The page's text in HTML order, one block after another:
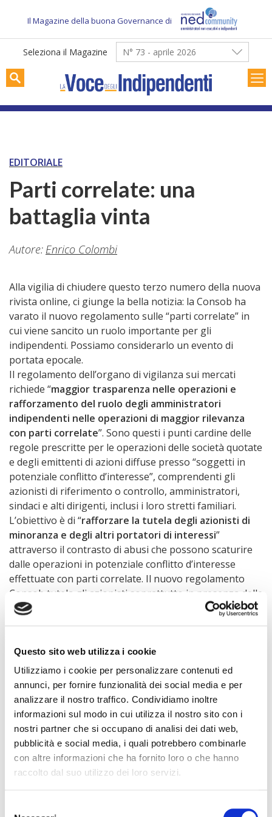
Questo sito web utilizza i cookie
Utilizziamo i cookie per personalizzare contenuti ed
annunci, per fornire funzionalità dei social media e per
analizzare il nostro traffico. Condividiamo inoltre
informazioni sul modo in cui utilizza il nostro sito con i
nostri partner che si occupano di analisi dei dati web,
pubblicità e social media, i quali potrebbero combinarle
con altre informazioni che ha fornito loro o che hanno
raccolto dal suo utilizzo dei loro servizi.
content
Il Magazine della buona Governance di
Seleziona il Magazine N° 73 - aprile 2026
EDITORIALE
Parti correlate: una
battaglia vinta
Autore: Enrico Colombi
Alla vigilia di chiudere questo terzo numero della nuova
rivista online, ci giunge la bella notizia: la Consob ha
varato il nuovo regolamento sulle “parti correlate” in
cui viene sancito un ruolo importante per gli
indipendenti. Possiamo considerarlo un evento di
portata epocale.
Il regolamento dell’organo di vigilanza sui mercati
richiede “maggior trasparenza nelle operazioni e
rafforzamento del ruolo degli amministratori
indipendenti nelle operazioni di maggior rilevanza
con parti correlate”. Sono questi i punti cardine delle
regole prescritte per le operazioni delle società quotate
e degli emittenti di azioni diffuse presso “soggetti in
potenziale conflitto d’interesse”, comprendenti gli
azionisti di riferimento o controllo, amministratori,
sindaci e alti dirigenti, inclusi i loro stretti familiari.
L’obiettivo è di “rafforzare la tutela degli azionisti di
minoranza e degli altri portatori di interessi”
attraverso il contrasto di abusi che possono scaturire
dalle operazioni in potenziale conflitto d’interesse
effettuate con parti correlate. Il nuovo regolamento
Consob tutela gli azionisti soprattutto in presenza delle
operazioni di maggior rilevanza identificate sulla base
del superamento della soglia del 5% di almeno uno tra
netto, attivo totale, passività totali). La soglia scende al
2,5% per le controllate di un’altra società quotata. La
novità importante è che, per la Consob, “gli
amministratori indipendenti devono essere coinvolti
nelle trattative , ricevendo un ampio e tempestivo
flusso di informazioni e avendo la possibilità di chiedere
chiarimenti e formulare osservazioni agli esecutivi “.
Tutto ciò per evitare che si agisca a danno degli
azionisti di minoranza.
trimestre passato, fin da quando abbiamo aperto il